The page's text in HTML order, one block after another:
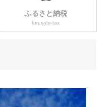
ふるさと納税
furusato-tax